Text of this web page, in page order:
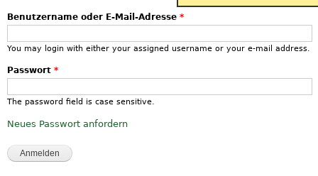
Benutzername oder E-Mail-Adresse *
You may login with either your assigned username or your e-mail address.
Passwort *
The password field is case sensitive.
Neues Passwort anfordern